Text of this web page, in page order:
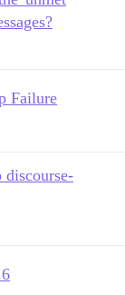
Failure
discourse-